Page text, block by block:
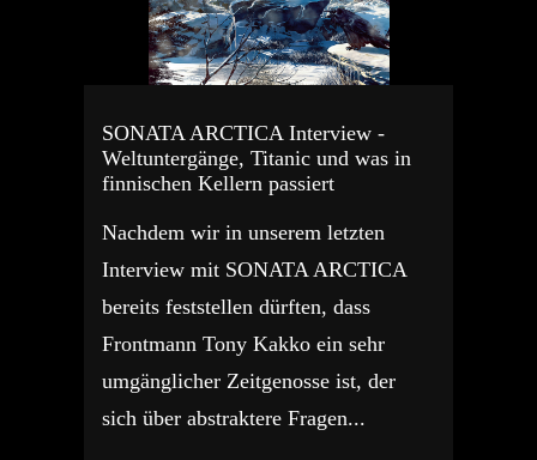
SONATA ARCTICA Interview -
Weltuntergänge, Titanic und was in
finnischen Kellern passiert
Nachdem wir in unserem letzten
Interview mit SONATA ARCTICA
bereits feststellen dürften, dass
Frontmann Tony Kakko ein sehr
umgänglicher Zeitgenosse ist, der
sich über abstraktere Fragen...